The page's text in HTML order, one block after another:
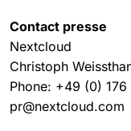
Contact presse
Nextcloud
Christoph
Phone: +49 (0)
pr@nextcloud.com